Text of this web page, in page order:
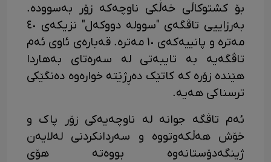
بۆ کشتوکاڵی خەڵکی ناوچەکە زۆر بەسوودە.
بەرزاییی تاڤگەی "سوولە دووکەل" نزیکەی ٤٠
مەترە و پانییەکەی ١٠ مەترە. قەبارەی ئاوی ئەم
تاڤگەیە بە تایبەتی لە سەرەتای بەهاردا
هێندە زۆرە کە کاتێک دەڕژێتە خوارەوە دەنگێکی
ترسناکی هەیە.
ئەم تاڤگە جوانە لە ناوچەیەکی زۆر پاک و
خۆش هەڵکەوتووە و سەردانکردنی لەلایەن
ژینگەدۆستانەوە بووەتە هۆی